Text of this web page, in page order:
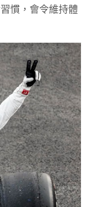
慣，會令維持體